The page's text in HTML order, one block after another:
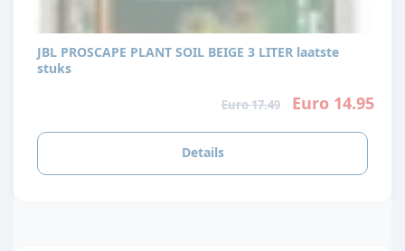
JBL PROSCAPE PLANT SOIL BEIGE 3 LITER laatste
stuks
Euro 17.49 Euro 14.95
Details